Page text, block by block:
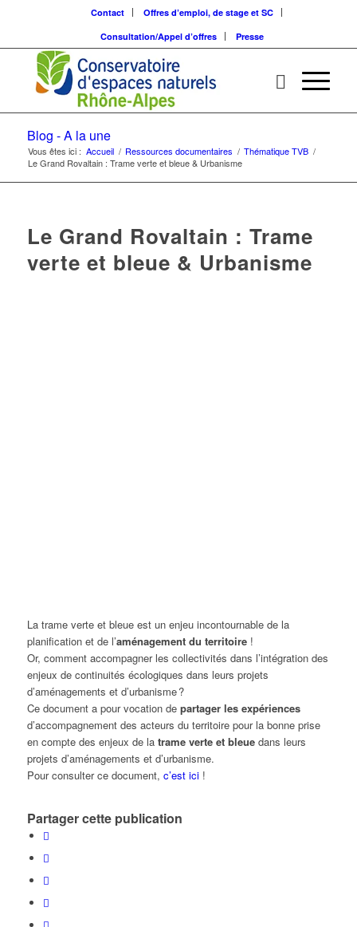
Contact
Offres d’emploi, de stage et SC
Consultation/Appel d’offres
Presse
Blog - A la une
Vous êtes ici : Accueil / Ressources documentaires / Thématique TVB /
Le Grand Rovaltain : Trame verte et bleue & Urbanisme
Le Grand Rovaltain : Trame
verte et bleue & Urbanisme
La trame verte et bleue est un enjeu incontournable de la
planification et de l’aménagement du territoire!
Or, comment accompagner les collectivités dans l’intégration des
enjeux de continuités écologiques dans leurs projets
d’aménagements et d’urbanisme ?
Ce document a pour vocation de partager les expériences
d’accompagnement des acteurs du territoire pour la bonne prise
en compte des enjeux de la trame verte et bleuedans leurs
projets d’aménagements et d’urbanisme.
Pour consulter ce document, c’est ici!
Partager cette publication